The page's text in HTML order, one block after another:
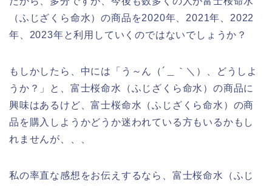
（ふじざくら命水）の商品を2020年、2021年、2022
年、2023年と利用していくのではないでしょうか？
もしかしたら、中には「う～ん（´＿｀＼）、どうしよ
うか？」と、富士桜命水（ふじざくら命水）の商品に
興味はあるけど、富士桜命水（ふじざくら命水）の商
品を購入しようかどうか迷われている方もいるかもし
れませんが、、、
私の率直な感想をお伝えするなら、富士桜命水（ふじ